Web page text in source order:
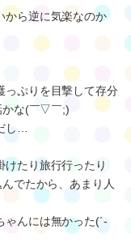
るみたいよ』
ってるような子で
ら逆に気楽なのか